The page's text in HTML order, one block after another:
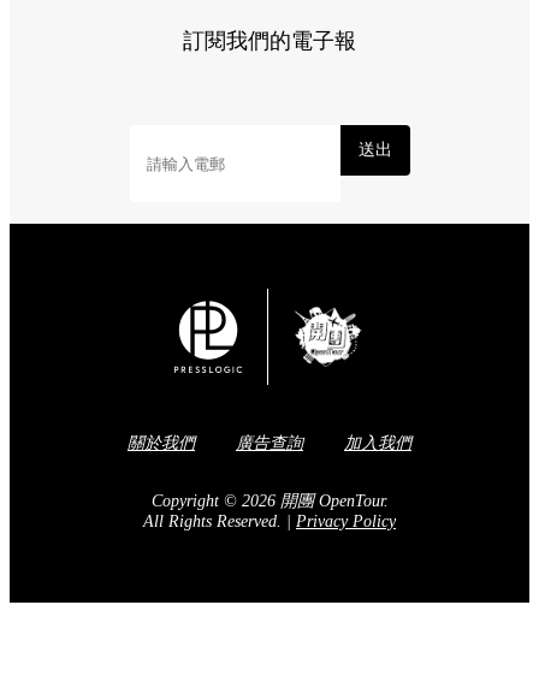
訂閱我們的電子報
送出
關於我們 廣告查詢 加入我們
Copyright © 2026 開團 OpenTour.
All Rights Reserved.
Privacy Policy